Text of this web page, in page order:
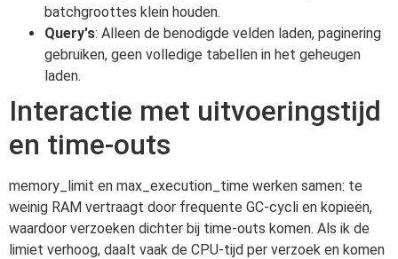
batchgroottes klein houden.
Query's: Alleen de benodigde velden laden, paginering
gebruiken, geen volledige tabellen in het geheugen
laden.
Interactie met uitvoeringstijd
en time-outs
memory_limit en max_execution_time werken samen: te
weinig RAM vertraagt door frequente GC-cycli en kopieën,
waardoor verzoeken dichter bij time-outs komen. Als ik de
limiet verhoog, daalt vaak de CPU-tijd per verzoek en komen